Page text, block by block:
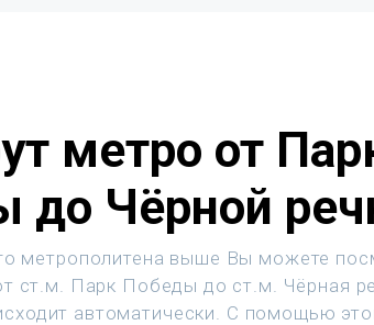
метро от
до Чёрной
метрополитена выше Вы можете
ст.м. Парк Победы до ст.м. Чёрная
автоматически. С помощью